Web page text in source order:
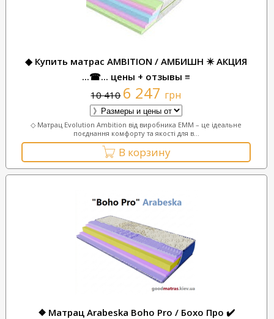
◆ Купить матрас AMBITION / АМБИШН ✴️ АКЦИЯ
...☎... цены + отзывы ≡
10 410 6 247 грн
◇ Матрац Evolution Ambition від виробника ЕММ – це ідеальне
поєднання комфорту та якості для в...
В корзину
❖ Матрац Arabeska Boho Pro / Бохо Про ✔️